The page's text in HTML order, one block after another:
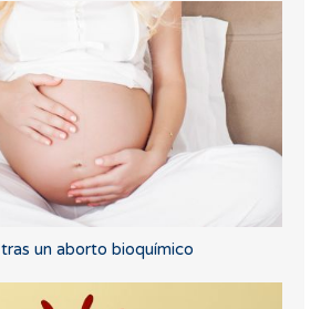
un aborto bioquímico